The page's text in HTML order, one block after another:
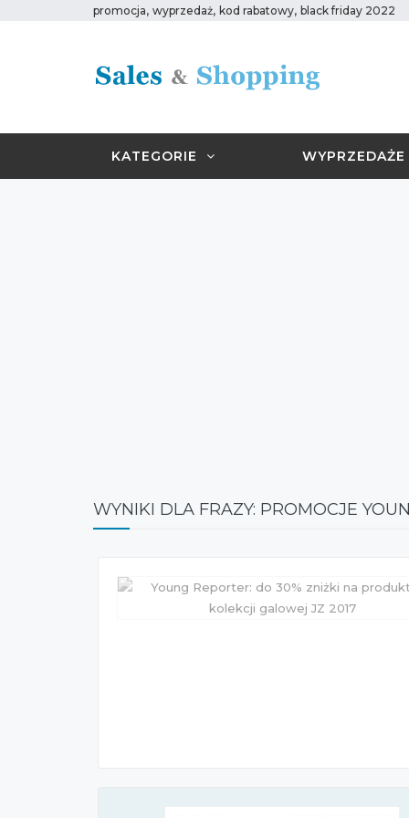
promocja, wyprzedaż, kod rabatowy, black friday 2022
KATEGORIE WYPRZEDAŻE
WYNIKI DLA FRAZY: PROMOCJE